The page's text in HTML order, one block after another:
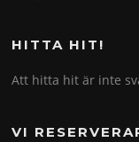
HITTA HIT!
Att hitta hit är inte
VI